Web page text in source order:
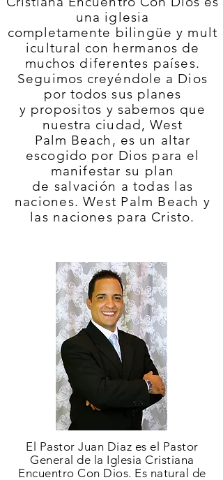
una iglesia
completamente bilingüe y mult
icultural con hermanos de
muchos diferentes países.
Seguimos creyéndole a Dios
por todos sus planes
y propositos y sabemos que
nuestra ciudad, West
Palm Beach, es un altar
escogido por Dios para el
manifestar su plan
de salvación a todas las
naciones. West Palm Beach y
las naciones para Cristo.
El Pastor Juan Diaz es el Pastor
General de la Iglesia Cristiana
Encuentro Con Dios. Es natural de